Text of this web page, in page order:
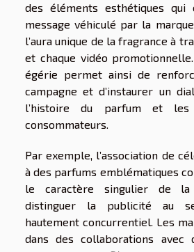
des éléments esthétiques qui
message véhiculé par la
l’aura unique de la fragrance à
et chaque vidéo promotionnelle.
égérie permet ainsi de
campagne et d’instaurer un
l’histoire du parfum et les
consommateurs.
Par exemple, l’association de
à des parfums emblématiques
le caractère singulier de
distinguer la publicité au
hautement concurrentiel. Les
dans des collaborations avec